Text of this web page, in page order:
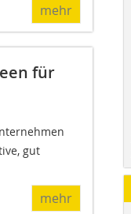
mehr
für
gut
mehr